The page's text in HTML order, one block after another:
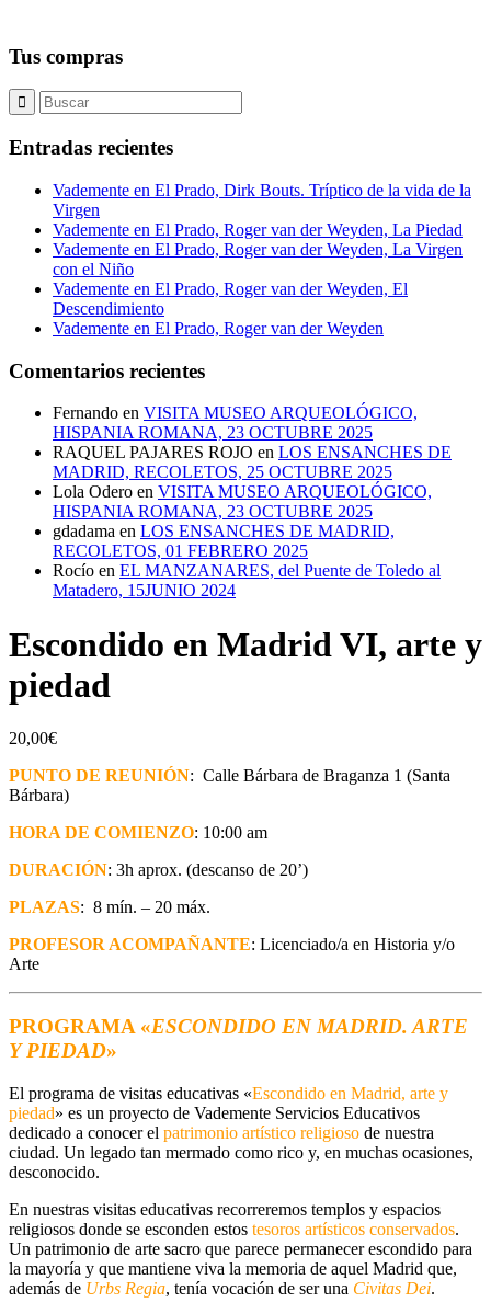
Tus compras
Entradas recientes
Vademente en El Prado, Dirk Bouts. Tríptico de la vida de la
Virgen
Vademente en El Prado, Roger van der Weyden, La Piedad
Vademente en El Prado, Roger van der Weyden, La Virgen
con el Niño
Vademente en El Prado, Roger van der Weyden, El
Descendimiento
Vademente en El Prado, Roger van der Weyden
Comentarios recientes
Fernando en VISITA MUSEO ARQUEOLÓGICO,
HISPANIA ROMANA, 23 OCTUBRE 2025
RAQUEL PAJARES ROJO en LOS ENSANCHES DE
MADRID, RECOLETOS, 25 OCTUBRE 2025
Lola Odero en VISITA MUSEO ARQUEOLÓGICO,
HISPANIA ROMANA, 23 OCTUBRE 2025
gdadama en LOS ENSANCHES DE MADRID,
RECOLETOS, 01 FEBRERO 2025
Rocío en EL MANZANARES, del Puente de Toledo al
Matadero, 15JUNIO 2024
Escondido en Madrid VI, arte y
piedad
20,00€
PUNTO DE REUNIÓN: Calle Bárbara de Braganza 1 (Santa
Bárbara)
HORA DE COMIENZO: 10:00 am
DURACIÓN: 3h aprox. (descanso de 20’)
PLAZAS: 8 mín. – 20 máx.
PROFESOR ACOMPAÑANTE: Licenciado/a en Historia y/o
Arte
PROGRAMA «ESCONDIDO EN MADRID. ARTE
Y PIEDAD»
El programa de visitas educativas «Escondido en Madrid, arte y
piedad» es un proyecto de Vademente Servicios Educativos
dedicado a conocer el patrimonio artístico religioso de nuestra
ciudad. Un legado tan mermado como rico y, en muchas ocasiones,
desconocido.
En nuestras visitas educativas recorreremos templos y espacios
religiosos donde se esconden estos tesoros artísticos conservados.
Un patrimonio de arte sacro que parece permanecer escondido para
la mayoría y que mantiene viva la memoria de aquel Madrid que,
además de Urbs Regia, tenía vocación de ser una Civitas Dei.